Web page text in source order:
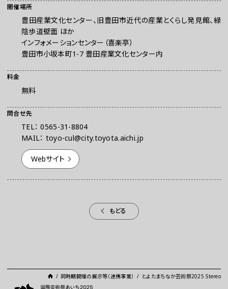
開催場所
豊田産業文化センター、旧豊田市近代の産業とくらし発見館、緑
陰歩道壁面 ほか
インフォメーションセンター（喜楽亭）
豊田市小坂本町1-7 豊田産業文化センター内
料金
無料
問合せ先
TEL： 0565-31-8804
MAIL： toyo-cul@city.toyota.aichi.jp
Webサイト
もどる
同時期開催の展示等（連携事業） とよたまちなか芸術祭2025 Stereo